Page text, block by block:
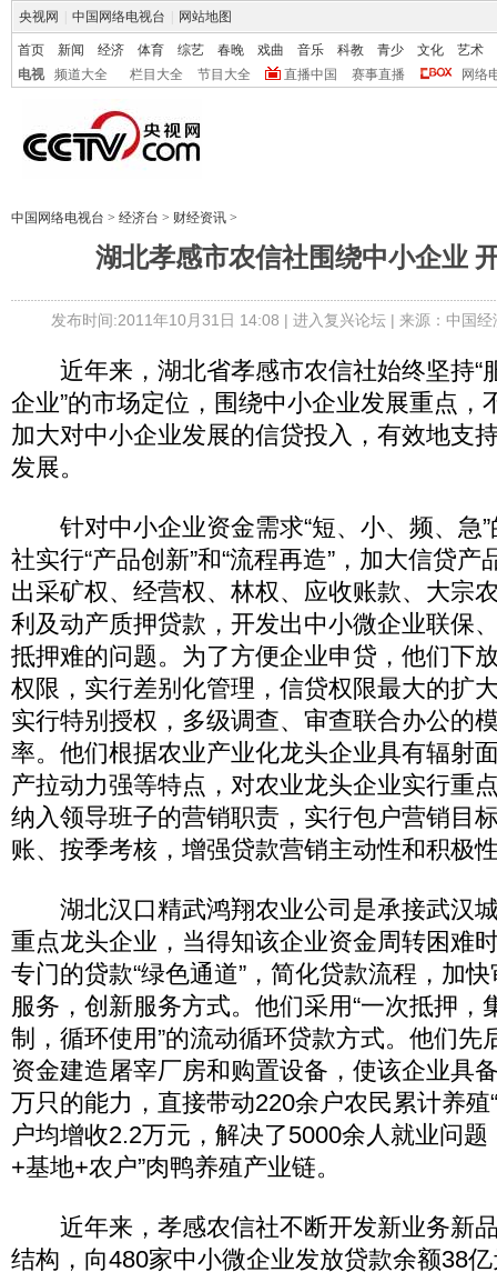
央视网 中国网络电视台 网站地图
首页 新闻 经济 体育 综艺 春晚 戏曲 音乐 科教 青少 文化
艺术
电视
频道大全 栏目大全 节目大全 直播中国 赛事直播 网络
中国网络电视台 > 经济台 > 财经资讯 >
湖北孝感市农信社围绕中小企业
发布时间:2011年10月31日 14:08 | 进入复兴论坛| 来源：中国
近年来，湖北省孝感市农信社始终坚持“
企业”的市场定位，围绕中小企业发展重点，
加大对中小企业发展的信贷投入，有效地支
发展。
针对中小企业资金需求“短、小、频、急”
社实行“产品创新”和“流程再造”，加大信贷
出采矿权、经营权、林权、应收账款、大宗
利及动产质押贷款，开发出中小微企业联保
抵押难的问题。为了方便企业申贷，他们下
权限，实行差别化管理，信贷权限最大的扩
实行特别授权，多级调查、审查联合办公的
率。他们根据农业产业化龙头企业具有辐射
产拉动力强等特点，对农业龙头企业实行重
纳入领导班子的营销职责，实行包户营销目
账、按季考核，增强贷款营销主动性和积极
湖北汉口精武鸿翔农业公司是承接武汉城
重点龙头企业，当得知该企业资金周转困难
专门的贷款“绿色通道”，简化贷款流程，加
服务，创新服务方式。他们采用“一次抵押，
制，循环使用”的流动循环贷款方式。他们先
资金建造屠宰厂房和购置设备，使该企业具
万只的能力，直接带动220余户农民累计养殖
户均增收2.2万元，解决了5000余人就业问题
+基地+农户”肉鸭养殖产业链。
近年来，孝感农信社不断开发新业务新
结构，向480家中小微企业发放贷款余额38